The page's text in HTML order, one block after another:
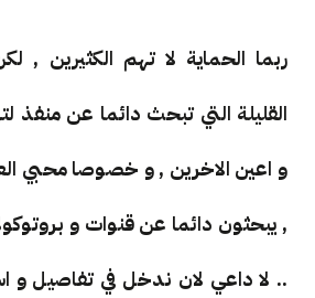
ربما الحماية لا تهم الكثيرين ,
القليلة التي تبحث دائما عن
و اعين الاخرين , و خصوصا محبي
, يبحثون دائما عن قنوات و
.. لا داعي لان ندخل في تفاصيل و